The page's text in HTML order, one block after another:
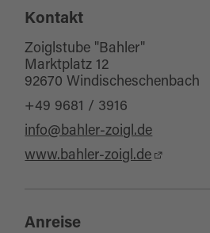
Sitzplätze Außenbereich:
Kontakt
Zoiglstube "Bahler"
Marktplatz 12
92670 Windischeschenbach
+49 9681 / 3916
info@bahler-zoigl.de
www.bahler-zoigl.de
Anreise